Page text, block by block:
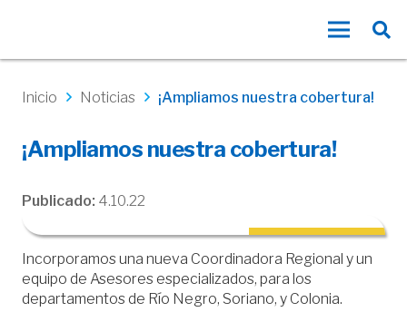
Inicio Noticias ¡Ampliamos nuestra cobertura!
¡Ampliamos nuestra cobertura!
Publicado: 4.10.22
Incorporamos una nueva Coordinadora Regional y un
equipo de Asesores especializados, para los
departamentos de Río Negro, Soriano, y Colonia.